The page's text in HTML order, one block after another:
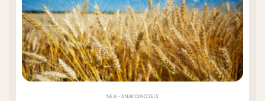
ΝΈΑ - ΑΝΑΚΟΙΝΏΣΕΙΣ